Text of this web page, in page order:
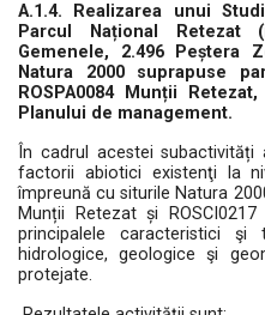
A.1.4. Realizarea unui
Parcul Național Retezat
Gemenele, 2.496 Peștera
Natura 2000 suprapuse
ROSPA0084 Munții
Planului de management.
În cadrul acestei
factorii abiotici existenţi la
împreună cu siturile Natura
Munții Retezat și
principalele caracteristici şi
hidrologice, geologice şi
protejate.